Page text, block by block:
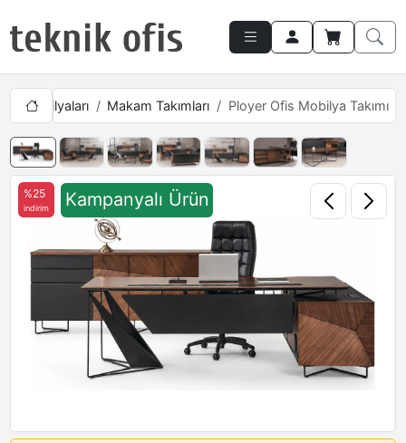
Mobilyaları Makam Takımları Ployer Ofis Mobilya Takımı
%25
indirim Kampanyalı Ürün